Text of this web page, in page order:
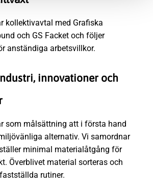
kollektivavtal med Grafiska
och GS Facket och följer
anständiga arbetsvillkor.
innovationer och
som målsättning att i första hand
alternativ. Vi samordnar
minimal materialåtgång för
Överblivet material sorteras och
rutiner.